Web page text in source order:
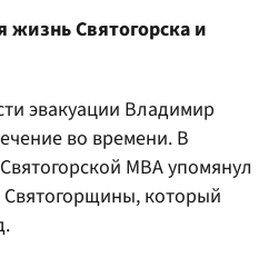
Святогорска и
эвакуации Владимир
во времени. В
МВА упомянул
который